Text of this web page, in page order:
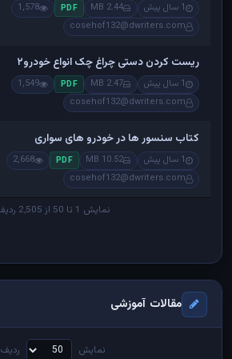
1 سال پیش 2.44 MB
PDF
1,578
cosehof132@dwriters.com
ریست کردن دستی چراغ چک انواع خودرو۲
1 سال پیش 2.47 MB
PDF
1,549
cosehof132@dwriters.com
کتاب سنسور ها در خودرو های سواری
1 سال پیش 10.52 MB
PDF
2,668
cosehof132@dwriters.com
نمایش 1 تا 50 از 2,505 ردیف
مقالات آموزشی
نمایش ردیف